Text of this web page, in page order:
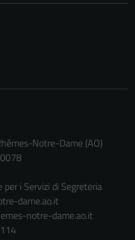
Notre-Dame (AO)
i Servizi di Segreteria
dame.ao.it
notre-dame.ao.it
essere